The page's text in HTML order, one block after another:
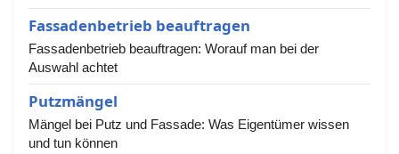
Fassadenbetrieb beauftragen
Fassadenbetrieb beauftragen: Worauf man bei der
Auswahl achtet
Putzmängel
Mängel bei Putz und Fassade: Was Eigentümer wissen
und tun können